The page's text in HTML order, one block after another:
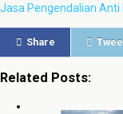
Jasa Pengendalian Anti
Share
Related Posts: